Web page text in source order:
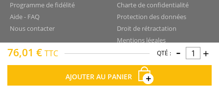
76,01 € TTC QTÉ : - +
AJOUTER AU PANIER
Programme de fidélité
Aide - FAQ
Nous contacter
Charte de confidentialité
Protection des données
Droit de rétractation
Mentions légales
Plan du site